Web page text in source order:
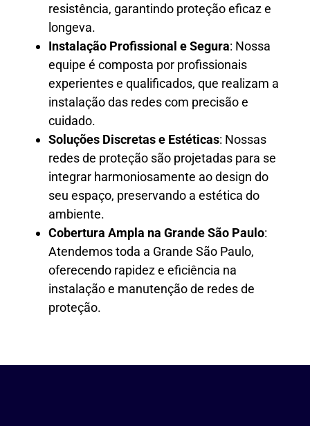
resistência, garantindo proteção eficaz e
longeva.
Instalação Profissional e Segura: Nossa
equipe é composta por profissionais
experientes e qualificados, que realizam a
instalação das redes com precisão e
cuidado.
Soluções Discretas e Estéticas: Nossas
redes de proteção são projetadas para se
integrar harmoniosamente ao design do
seu espaço, preservando a estética do
ambiente.
Cobertura Ampla na Grande São Paulo:
Atendemos toda a Grande São Paulo,
oferecendo rapidez e eficiência na
instalação e manutenção de redes de
proteção.